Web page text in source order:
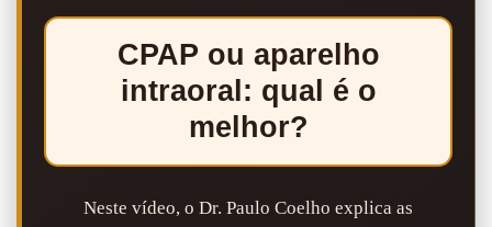
CPAP ou aparelho
intraoral: qual é o
melhor?
Neste vídeo, o Dr. Paulo Coelho explica as